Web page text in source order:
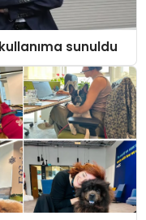
sunuldu